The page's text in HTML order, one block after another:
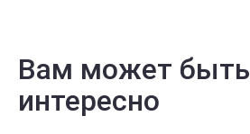
Вам может быть
интересно